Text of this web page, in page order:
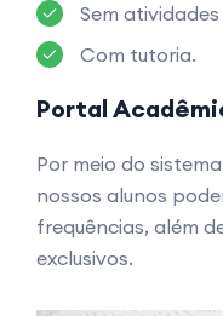
Sem
Com tutoria.
Portal
Por meio do
nossos alunos
frequências, além
exclusivos.